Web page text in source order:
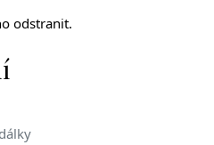
odstranit.